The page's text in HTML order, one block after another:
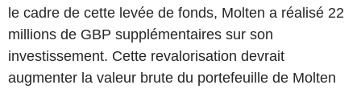
le cadre de cette levée de fonds, Molten a réalisé 22
millions de GBP supplémentaires sur son
investissement. Cette revalorisation devrait
augmenter la valeur brute du portefeuille de Molten